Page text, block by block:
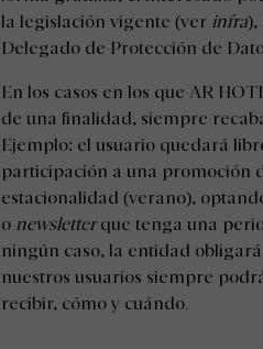
la legislación vigente (ver infra),
Delegado de Protección de
En los casos en los que AR
de una finalidad, siempre
Ejemplo: el usuario quedará
participación a una promoción
estacionalidad (verano),
o newsletterque tenga una
ningún caso, la entidad
nuestros usuarios siempre
recibir, cómo y cuándo.